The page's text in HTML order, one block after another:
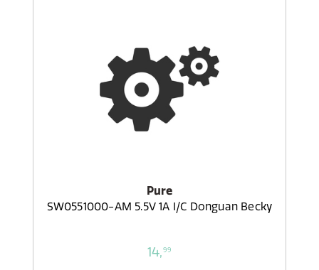
Pure
SW0551000-AM 5.5V 1A I/C Donguan Becky
14,99